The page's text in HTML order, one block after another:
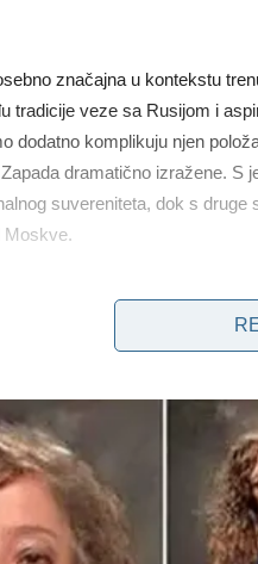
značajna u kontekstu
tradicije veze sa Rusijom i
dodatno komplikuju njen
dramatično izražene. S
suvereniteta, dok s
Moskve.